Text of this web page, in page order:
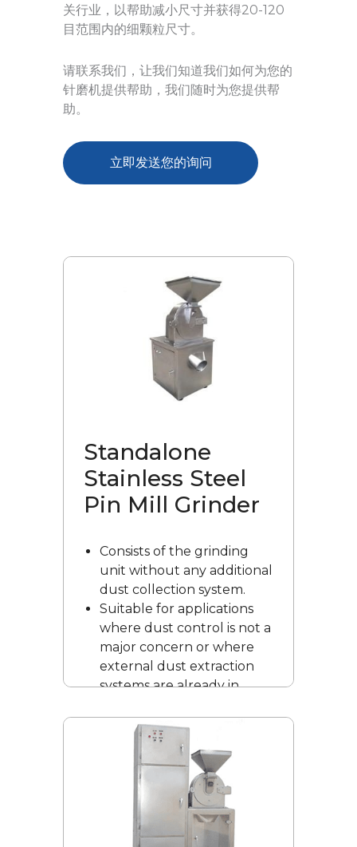
关行业，以帮助减小尺寸并获得20-120
目范围内的细颗粒尺寸。
请联系我们，让我们知道我们如何为您的
针磨机提供帮助，我们随时为您提供帮
助。
立即发送您的询问
Standalone
Stainless Steel
Pin Mill Grinder
Consists of the grinding
unit without any additional
dust collection system.
Suitable for applications
where dust control is not a
major concern or where
external dust extraction
systems are already in
Typically used in
environments where
moderate dust emission is
acceptable, such as open
production spaces with
sufficient ventilation.
More cost-effective and